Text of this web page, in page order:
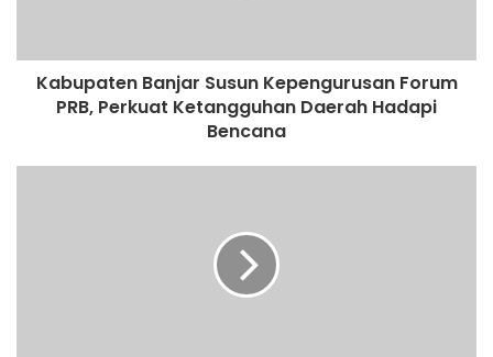
Kabupaten Banjar Susun Kepengurusan Forum
PRB, Perkuat Ketangguhan Daerah Hadapi
Bencana